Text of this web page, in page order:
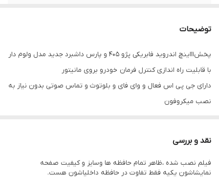
اقلام همراه کالا
کابل یو اس بی
توضیحات
پخش11اینچ اندروید فابریکی پژو 405 و پارس داشبرد جدید مدل ولوم دار
با قابلیت راه اندازی کنترل فرمان خودرو بروی مانیتور
دارای جی پی اس فعال و وای فای و بلوتوث و تماس صوتی بدون نیاز به
نصب میکروفون
دارای 2 پورت usb قوی جهت شارژ کردن موبایل و پخش موسیقی
قابلیت نصب دوربین دنده عقب و دوربین جلو و 360 درجه
نقد و بررسی
فیلم نصب شده ،ظاهر تمام حافظه ها وسایز و کیفیت صفحه
نمایشاشون یکیه فقط تفاوت در حافظه داخلیاشون هست.